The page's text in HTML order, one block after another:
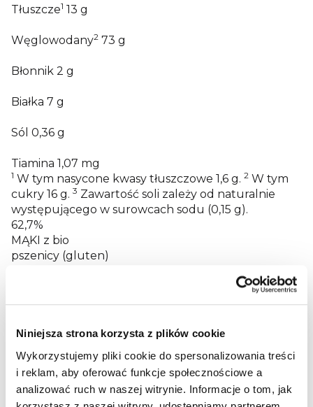
Niniejsza strona korzysta z plików cookie
Wykorzystujemy pliki cookie do spersonalizowania treści
i reklam, aby oferować funkcje społecznościowe a
analizować ruch w naszej witrynie. Informacje o tom, jak
Tłuszcze1 13 g
Węglowodany2 73 g
Błonnik 2 g
Białka 7 g
Sól 0,36 g
Tiamina 1,07 mg
1 W tym nasycone kwasy tłuszczowe 1,6 g. 2 W tym
cukry 16 g. 3 Zawartość soli zależy od naturalnie
występującego w surowcach sodu (0,15 g).
62,7%
MĄKI z bio
pszenicy (gluten)
oleju słonecznikowego, 2,7% bio proszku z malin, 1,2
bio koncentratu z buraków i marchwi, 0,5%
tiamina
Wartości odżywcze
Informacje żywieniowe na 100 g: